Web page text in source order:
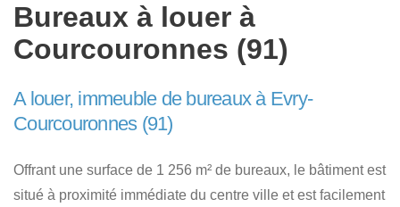
Bureaux à louer à
Courcouronnes (91)
A louer, immeuble de bureaux à Evry-
Courcouronnes (91)
Offrant une surface de 1 256 m² de bureaux, le bâtiment est
situé à proximité immédiate du centre ville et est facilement